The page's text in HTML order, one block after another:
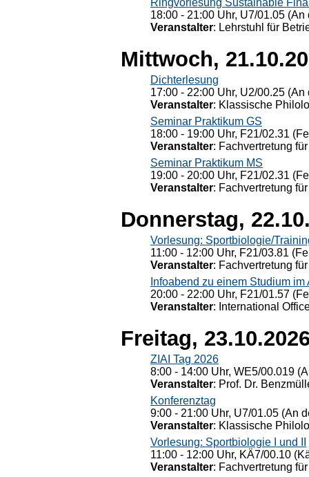
Ringvorlesung Sustainable
18:00 - 21:00 Uhr, U7/01.05
Veranstalter: Lehrstuhl für
Mittwoch,
Dichterlesung
17:00 - 22:00 Uhr, U2/00.25
Veranstalter: Klassische
Seminar Praktikum GS
18:00 - 19:00 Uhr, F21/02.31
Veranstalter: Fachvertretung
Seminar Praktikum MS
19:00 - 20:00 Uhr, F21/02.31
Veranstalter: Fachvertretung
Donnerstag,
Vorlesung: Sportbiologie/
11:00 - 12:00 Uhr, F21/03.81
Veranstalter: Fachvertretung
Infoabend zu einem Studium im
20:00 - 22:00 Uhr, F21/01.57
Veranstalter: International
Freitag,
ZIAI Tag 2026
8:00 - 14:00 Uhr, WE5/00.019
Veranstalter: Prof. Dr.
Konferenztag
9:00 - 21:00 Uhr, U7/01.05 (An
Veranstalter: Klassische
Vorlesung: Sportbiologie I und II
11:00 - 12:00 Uhr, KÄ7/00.10
Veranstalter: Fachvertretung